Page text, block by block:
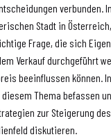
verbunden.
Stadt in
Frage, die sich
Verkauf durchgeführt
beeinflussen können.
Thema befassen
zur Steigerung
diskutieren.